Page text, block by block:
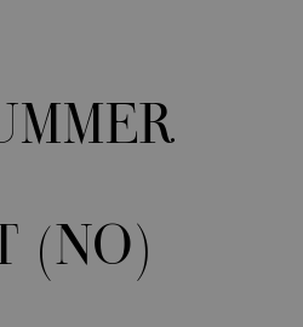
(NO)